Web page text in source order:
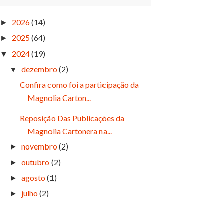
► 2026(14)
► 2025(64)
▼ 2024(19)
▼ dezembro(2)
Confira como foi a participação da
Magnolia Carton...
Reposição Das Publicações da
Magnolia Cartonera na...
►novembro(2)
►outubro(2)
►agosto(1)
► julho(2)